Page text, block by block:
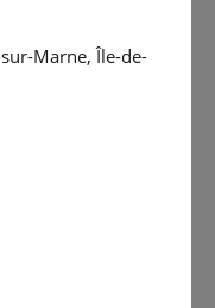
Marne, Île-de-